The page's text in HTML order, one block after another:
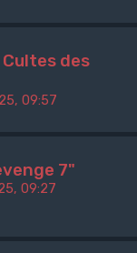
des
09:57
7"
09:27